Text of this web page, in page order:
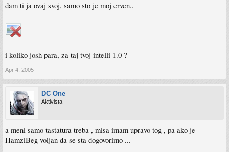
dam ti ja ovaj svoj, samo sto je moj crven..
i koliko josh para, za taj tvoj intelli 1.0 ?
Apr 4, 2005
DC One
Aktivista
a meni samo tastatura treba , misa imam upravo tog , pa ako je
HamziBeg voljan da se sta dogovorimo ...